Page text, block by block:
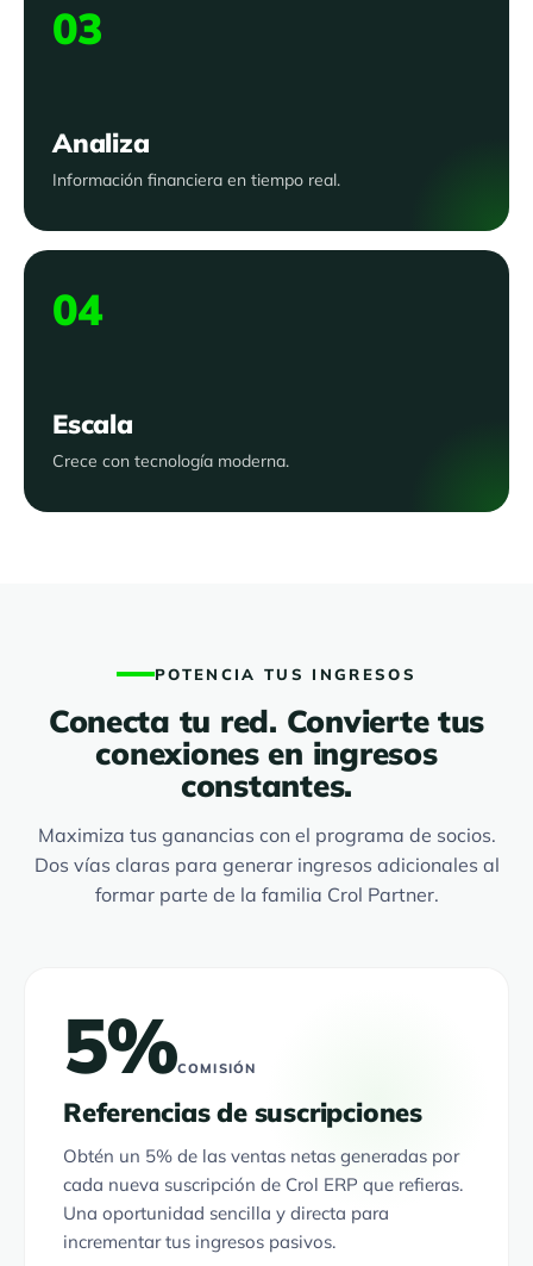
03
Analiza
Información financiera en tiempo real.
04
Escala
Crece con tecnología moderna.
POTENCIA TUS INGRESOS
Conecta tu red. Convierte tus
conexiones en ingresos
constantes.
Maximiza tus ganancias con el programa de socios.
Dos vías claras para generar ingresos adicionales al
formar parte de la familia Crol Partner.
5%COMISIÓN
Referencias de suscripciones
Obtén un 5% de las ventas netas generadas por
cada nueva suscripción de Crol ERP que refieras.
Una oportunidad sencilla y directa para
incrementar tus ingresos pasivos.